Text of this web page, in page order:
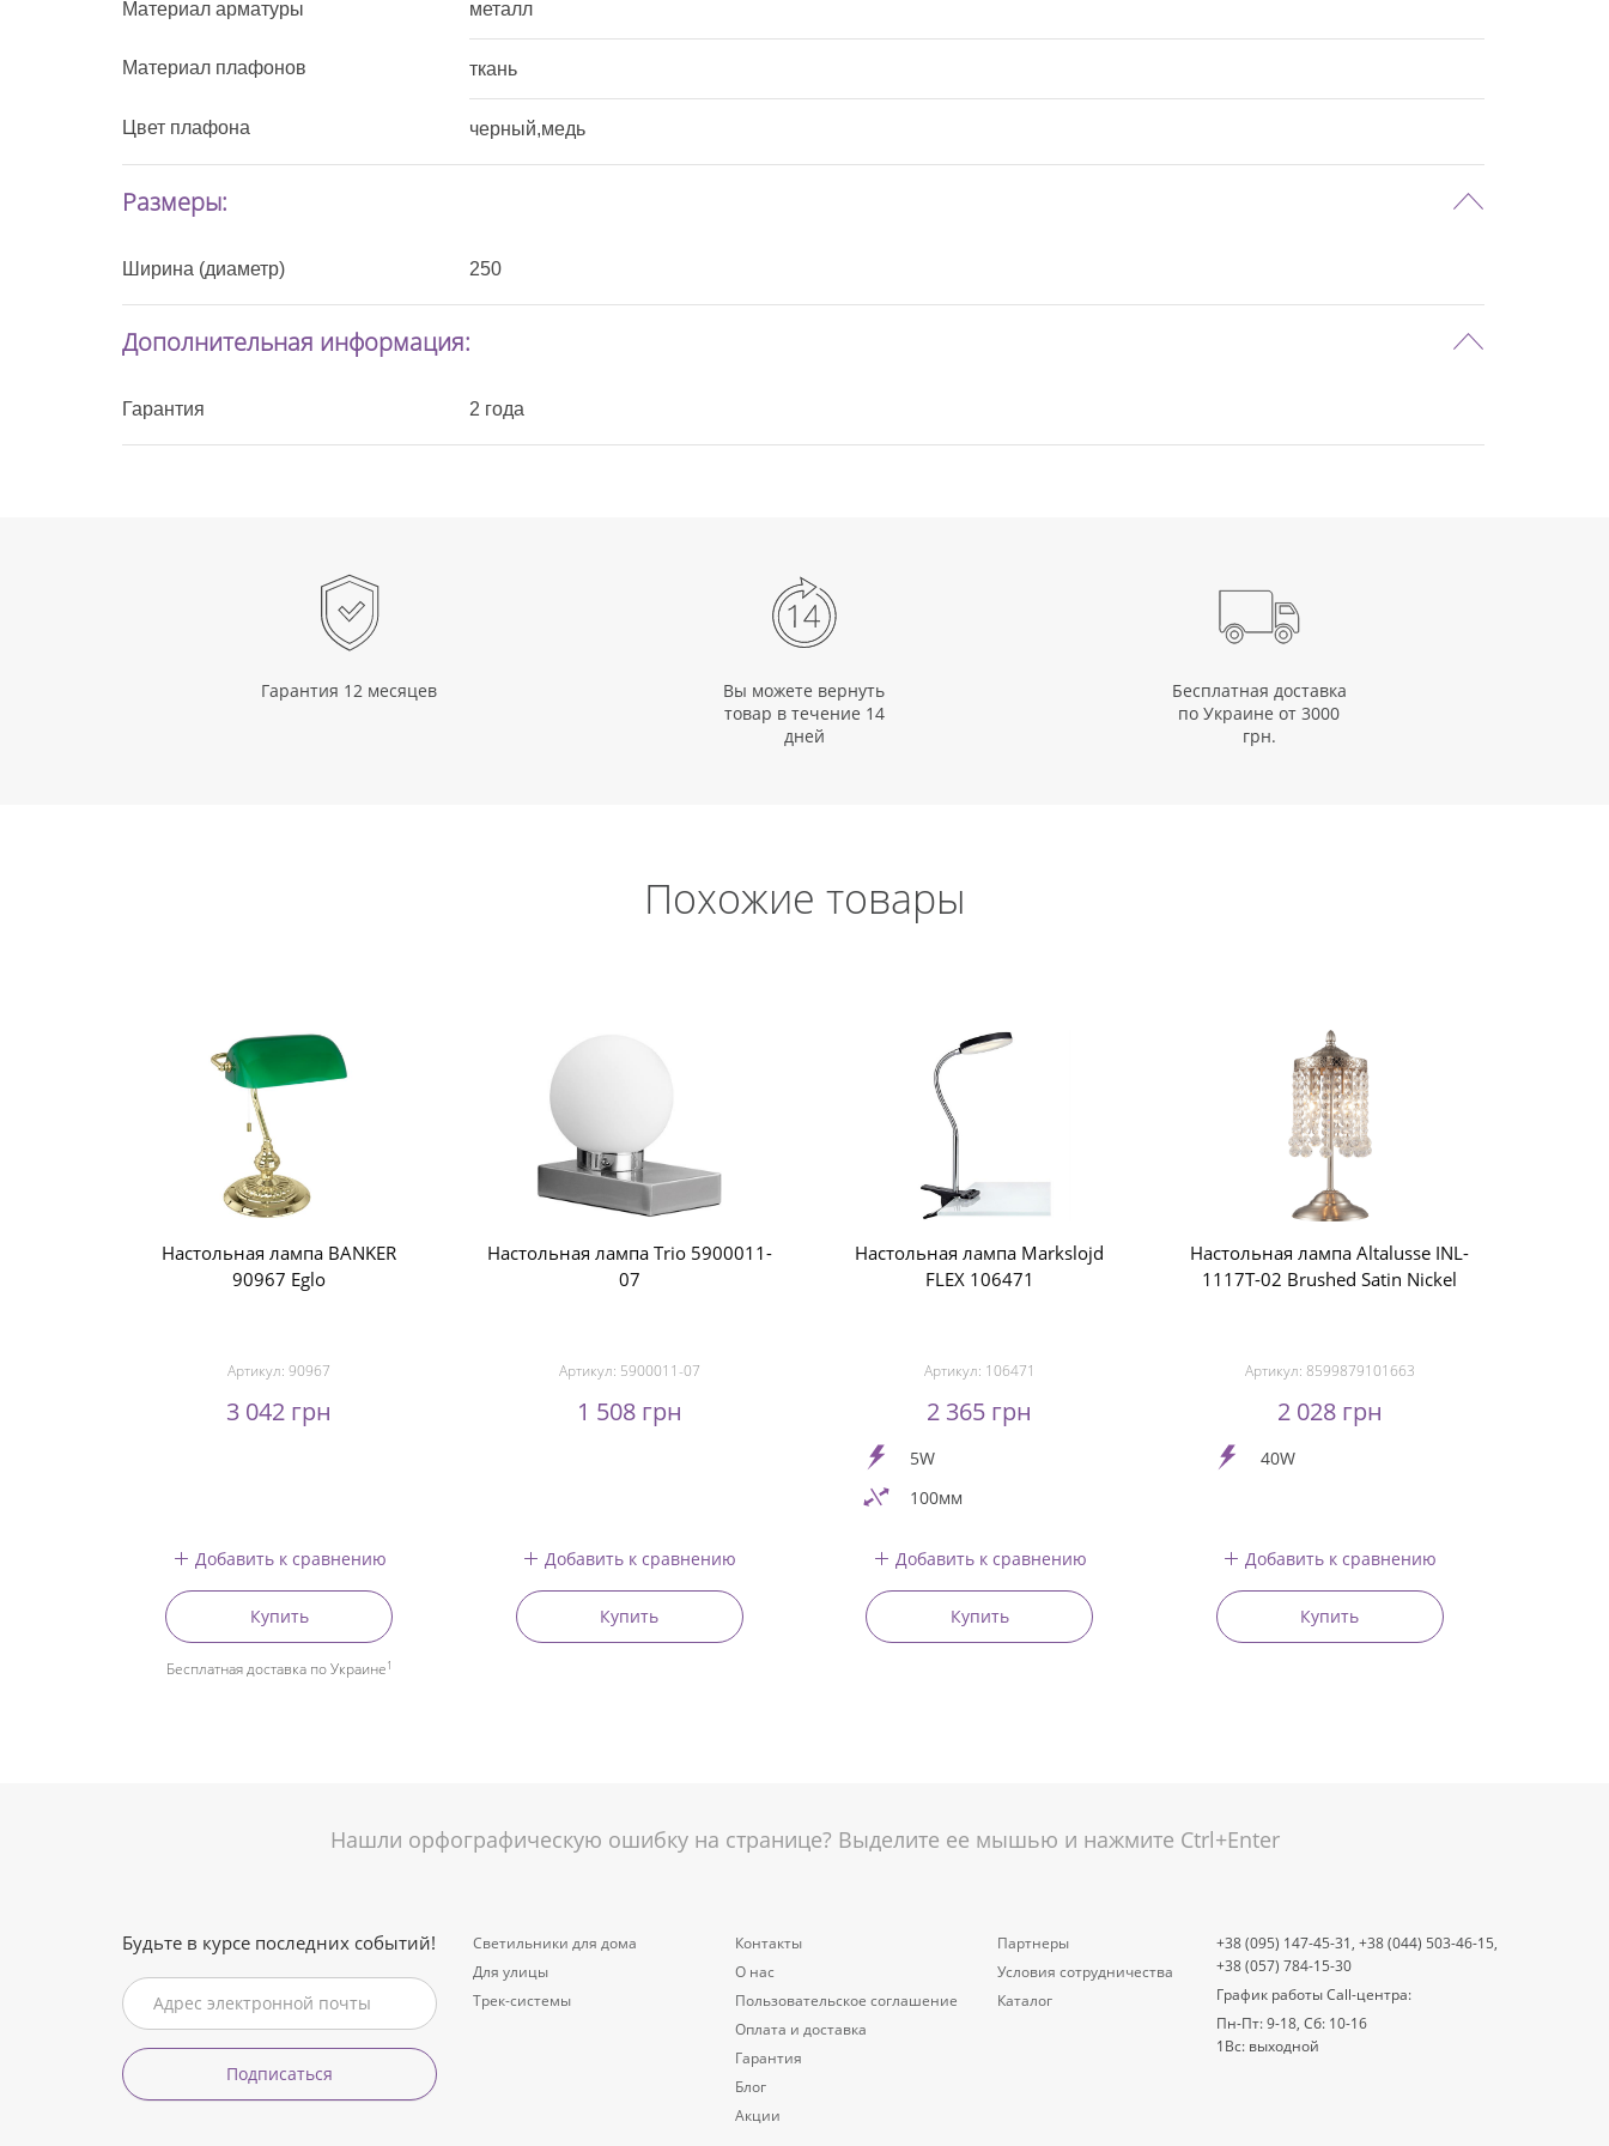
Материал арматуры металл
Материал плафонов ткань
Цвет плафона черный,медь
Размеры:
Ширина (диаметр) 250
Дополнительная информация:
Гарантия 2 года
Гарантия 12 месяцев
Вы можете вернуть
товар в течение 14
дней
Бесплатная доставка
по Украине от 3000
грн.
Похожие товары
Настольная лампа BANKER
90967 Eglo
Артикул:90967
3 042 грн
Добавить к сравнению
Купить
Бесплатная доставка по Украине1
Настольная лампа Trio 5900011-
07
Артикул: 5900011-07
1 508 грн
Добавить к сравнению
Купить
Настольная лампа Markslojd
FLEX 106471
Артикул: 106471
2 365 грн
5W
100мм
Добавить к сравнению
Купить
Настольная лампа Altalusse INL-
1117T-02 Brushed Satin Nickel
Артикул: 8599879101663
2 028 грн
40W
Добавить к сравнению
Купить
Нашли орфографическую ошибку на странице? Выделите ее мышью и нажмите Ctrl+Enter
Будьте в курсе последних событий!
Подписаться
Светильники для дома
Для улицы
Трек-системы
Контакты
О нас
Пользовательское соглашение
Оплата и доставка
Гарантия
Блог
Акции
Партнеры
Условия сотрудничества
Каталог
+38 (095) 147-45-31, +38 (044) 503-46-15,
+38 (057) 784-15-30
График работы Call-центра:
Пн-Пт: 9-18, Сб: 10-16
1Вс: выходной